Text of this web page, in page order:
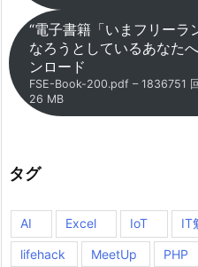
“電子書籍「いまフリーラ
なろうとしているあなた
ンロード
FSE-Book-200.pdf – 1836751
26 MB
タグ
AI Excel IoT IT
lifehack MeetUp PHP